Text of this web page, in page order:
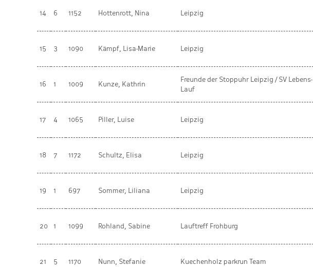
14 6 1152 Hottenrott, Nina Leipzig
15 3 1090 Kämpf, Lisa-Marie Leipzig
16 1 1009 Kunze, Kathrin
Freunde der Stoppuhr Leipzig / SV Lebens-
Lauf
17 4 1065 Piller, Luise Leipzig
18 7 1172 Schultz, Elisa Leipzig
19 1 697 Sommer, Liliana Leipzig
20 1 1099 Rohland, Sabine Lauftreff Frohburg
21 5 1170 Nunn, Stefanie Kuechenholz parkrun Team